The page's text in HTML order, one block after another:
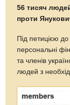
56 тисяч
проти
Під петицією
персональні
та членів
людей з